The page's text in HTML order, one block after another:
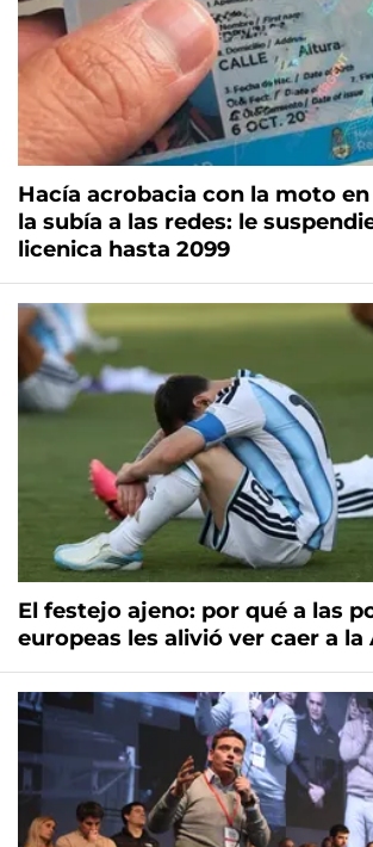
Hacía acrobacia con la moto
la subía a las redes: le
licenica hasta 2099
El festejo ajeno: por qué a las
europeas les alivió ver caer a